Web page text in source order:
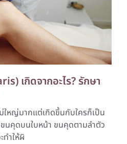
เกิดจากอะไร? รักษา
หญ่มากแต่เกิดขึ้นกับใครก็เป็น
นคุดบนใบหน้า ขนคุดตามลำตัว
ทำให้ผิ